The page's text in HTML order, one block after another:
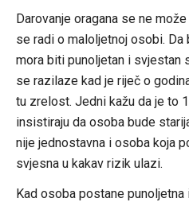
Darovanje oragana se ne
se radi o maloljetnoj osobi.
mora biti punoljetan i svjestan
se razilaze kad je riječ o
tu zrelost. Jedni kažu da je to
insistiraju da osoba bude
nije jednostavna i osoba koja
svjesna u kakav rizik ulazi.
Kad osoba postane